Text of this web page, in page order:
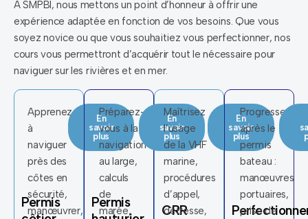
À SMPBI, nous mettons un point d’honneur à offrir une
expérience adaptée en fonction de vos besoins. Que vous
soyez novice ou que vous souhaitiez vous perfectionner, nos
cours vous permettront d’acquérir tout le nécessaire pour
naviguer sur les rivières et en mer.
Permis
Apprenez
à
naviguer
près des
côtes en
sécurité,
manœuvrer,
En
savoir
plus
Permis
Préparez-
vous à la
navigation
au large,
calculs
de
marée,
En
savoir
plus
CRR
Maîtrisez
l’usage
de la VHF
marine,
procédures
d’appel,
détresse,
En
savoir
plus
Progressez
après le
permis
bateau :
manœuvres
portuaires,
prise de